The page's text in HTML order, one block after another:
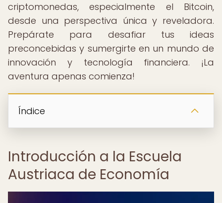
criptomonedas, especialmente el Bitcoin,
desde una perspectiva única y reveladora.
Prepárate para desafiar tus ideas
preconcebidas y sumergirte en un mundo de
innovación y tecnología financiera. ¡La
aventura apenas comienza!
Índice
Introducción a la Escuela
Austriaca de Economía